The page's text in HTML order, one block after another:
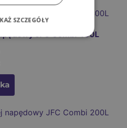
JFC Combi 400L
SZCZEGÓŁY